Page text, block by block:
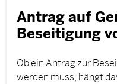
Antrag auf
Beseitigung
Ob ein Antrag zur
werden muss, hängt